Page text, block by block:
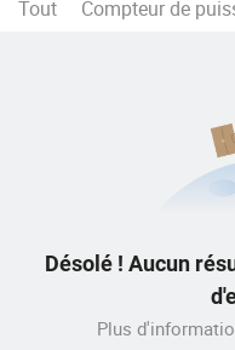
Tout Compteur de
Désolé ! Aucun
Plus